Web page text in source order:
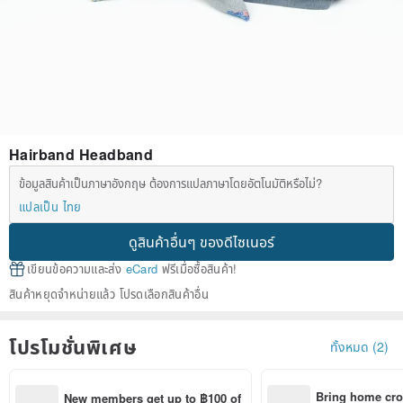
Hairband Headband
ข้อมูลสินค้าเป็นภาษาอังกฤษ ต้องการแปลภาษาโดยอัตโนมัติหรือไม่?
แปลเป็น ไทย
ดูสินค้าอื่นๆ ของดีไซเนอร์
เขียนข้อความและส่ง eCard ฟรีเมื่อซื้อสินค้า!
สินค้าหยุดจำหน่ายแล้ว โปรดเลือกสินค้าอื่น
โปรโมชั่นพิเศษ ทั้งหมด (2)
New members get up to ฿100 of Bring home